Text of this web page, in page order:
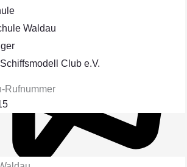
Waldau
Club e.V.
Rufnummer